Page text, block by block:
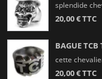
splendide
20,00 € TTC
BAGUE TCB
cette
20,00 € TTC